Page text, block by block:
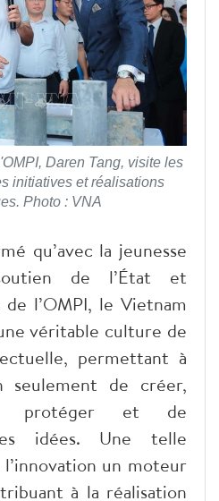
Daren Tang, visite les
initiatives et réalisations
Photo : VNA
qu’avec la jeunesse
de l’État et
de l’OMPI, le Vietnam
véritable culture de
permettant à
seulement de créer,
protéger et de
idées. Une telle
un moteur
à la réalisation